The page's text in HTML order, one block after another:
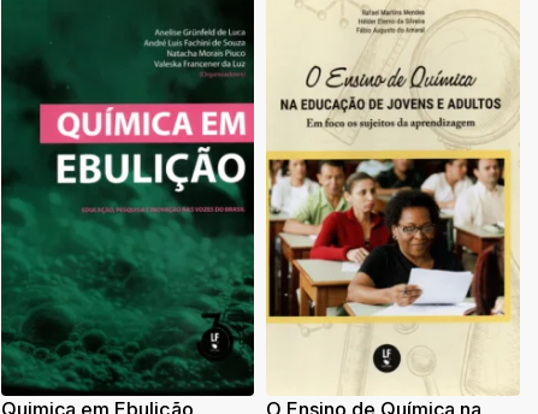
Quimica em Ebulição O Ensino de Química na